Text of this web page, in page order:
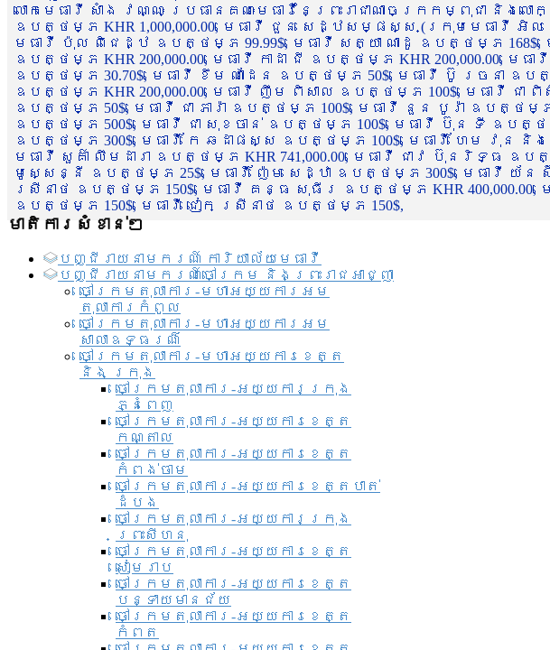
លោកមេធាវី សាំង វណ្ណៈ ប្រធានគណៈមេធាវីនៃព្រះរាជាណាចក្រកម្ពុជា និ
ឧបត្ថម្ភ KHR 1,000,000.00, មេធាវី ជួន សេដ្ឋសម្ផស្ស (ក្រុមមេធាវី
មេធាវី ប៉ុល ពិជេដ្ឋ ឧបត្ថម្ភ 99.99$, មេធាវី សត្យា ណាដូ ឧបត្ថម្ភ 168$, ម
ឧបត្ថម្ភ KHR 200,000.00, មេធាវី កាដា ជី ឧបត្ថម្ភ KHR 200,000.00, មេ
ឧបត្ថម្ភ 30.70$, មេធាវី ខឹម ណាដែន ឧបត្ថម្ភ 50$, មេធាវី ប៊ូ រចនា ឧប
ឧបត្ថម្ភ KHR 200,000.00, មេធាវី ញឹម ពិសាល ឧបត្ថម្ភ 100$, មេធាវី ជ
ឧបត្ថម្ភ 50$, មេធាវី ជា ភារ៉ា ឧបត្ថម្ភ 100$, មេធាវី នួន បូរ៉ា ឧបត្ថម្
ឧបត្ថម្ភ 500$, មេធាវី ជា សុខចាន់ ឧបត្ថម្ភ 100$, មេធាវី ប៊ុន ទី ឧបត្
ឧបត្ថម្ភ 300$, មេធាវី កែ ឆដាផស្ស ឧបត្ថម្ភ 100$, មេធាវី ហែម វុន និ
មេធាវី សួគ៌ា លឹមដារា ឧបត្ថម្ភ KHR 741,000.00, មេធាវី ជាវ ប៊ុនរិទ្ធ ឧប
មូសេ្សន្នី ឧបត្ថម្ភ 25$, មេធាវី ញ៉ែម សេដ្ឋា ឧបត្ថម្ភ 300$, មេធាវី យ័
ស្រីនាថ ឧបត្ថម្ភ 150$, មេធាវី គន្ធ សុធីរ ឧបត្ថម្ភ KHR 400,000.00, ម
ឧបត្ថម្ភ 150$, មេធាវី ជៀក ស្រីនាថ ឧបត្ថម្ភ 150$,
មាតិការសំខាន់ៗ
បញ្ជី​រាយ​នាមករណ៍ ការិយាល័យ​មេធាវី​
បញ្ជី​រាយ​នាមករណ៍​ចៅក្រម និងព្រះរាជអាជ្ញា
ចៅក្រមតុលាការ-មហាអយ្យការអម
តុលាការកំពូល
ចៅក្រមតុលាការ-មហាអយ្យការអម
សាលាឧទ្ធរណ៏
ចៅក្រមតុលាការ-មហាអយ្យការខេត្ត
និង ក្រុង
ចៅក្រមតុលាការ-អយ្យការក្រុង
ភ្នំពេញ
ចៅក្រមតុលាការ-អយ្យការខេត្ត
កណ្តាល
ចៅក្រមតុលាការ-អយ្យការខេត្ត
កំពង់ចាម
ចៅក្រមតុលាការ-អយ្យការខេត្តបាត់
ដំបង
ចៅក្រមតុលាការ-អយ្យការ​ក្រុង
ព្រះសីហនុ
ចៅក្រមតុលាការ-អយ្យការខេត្ត
សៀមរាប
ចៅក្រមតុលាការ-អយ្យការខេត្ត
បន្ទាយមានជ័យ
ចៅក្រមតុលាការ-អយ្យការខេត្ត
កំពត